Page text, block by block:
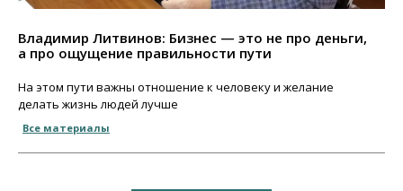
Владимир Литвинов: Бизнес — это не про деньги,
а про ощущение правильности пути
На этом пути важны отношение к человеку и желание
делать жизнь людей лучше
Все материалы